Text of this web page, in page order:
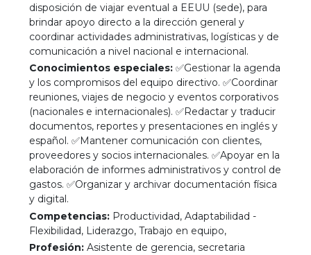
disposición de viajar eventual a EEUU (sede), para
brindar apoyo directo a la dirección general y
coordinar actividades administrativas, logísticas y de
comunicación a nivel nacional e internacional.
Conocimientos especiales: ✅Gestionar la agenda
y los compromisos del equipo directivo. ✅Coordinar
reuniones, viajes de negocio y eventos corporativos
(nacionales e internacionales). ✅Redactar y traducir
documentos, reportes y presentaciones en inglés y
español. ✅Mantener comunicación con clientes,
proveedores y socios internacionales. ✅Apoyar en la
elaboración de informes administrativos y control de
gastos. ✅Organizar y archivar documentación física
y digital.
Competencias: Productividad, Adaptabilidad -
Flexibilidad, Liderazgo, Trabajo en equipo,
Profesión: Asistente de gerencia, secretaria